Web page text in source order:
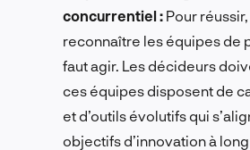
concurrentiel : Pour
reconnaître les équipes de
faut agir. Les décideurs
ces équipes disposent de
et d’outils évolutifs qui
objectifs d’innovation à